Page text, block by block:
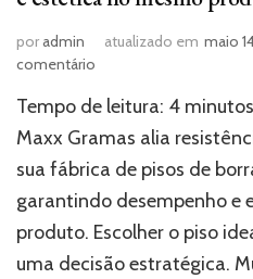
poradmin atualizado em maio
comentário
de
pisos
borracha
para
academia:
como
a
Tempo de leitura: 4 minutos
Maxx Gramas alia
sua fábrica de pisos de
garantindo desempenho e
produto. Escolher o piso
uma decisão estratégica.